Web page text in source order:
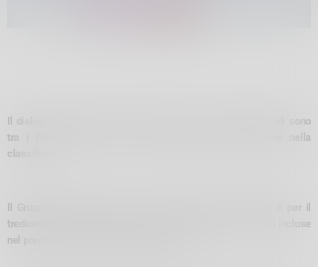
Il dialogo con il territorio e il rapporto con le comunità locali sono
tra i fattori rilevanti che hanno determinato l’inclusione nella
classifica
Il Gruppo che gestisce la rete di trasmissione nazionale è per il
tredicesimo anno consecutivo fra le aziende più sostenibili incluse
nel prestigioso indice ESG internazionale